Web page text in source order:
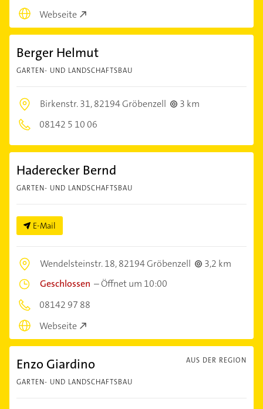
Webseite
Berger Helmut
GARTEN- UND LANDSCHAFTSBAU
Birkenstr. 31,82194 Gröbenzell
3 km
08142 5 10 06
Haderecker Bernd
GARTEN- UND LANDSCHAFTSBAU
E-Mail
Wendelsteinstr. 18,82194 Gröbenzell
3,2 km
Geschlossen –Öffnet um 10:00
08142 97 88
Webseite
AUS DER REGION
Enzo Giardino
GARTEN- UND LANDSCHAFTSBAU